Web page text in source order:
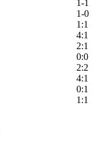
1-1
1-0
1:1
4:1
2:1
0:0
2:2
4:1
0:1
1:1